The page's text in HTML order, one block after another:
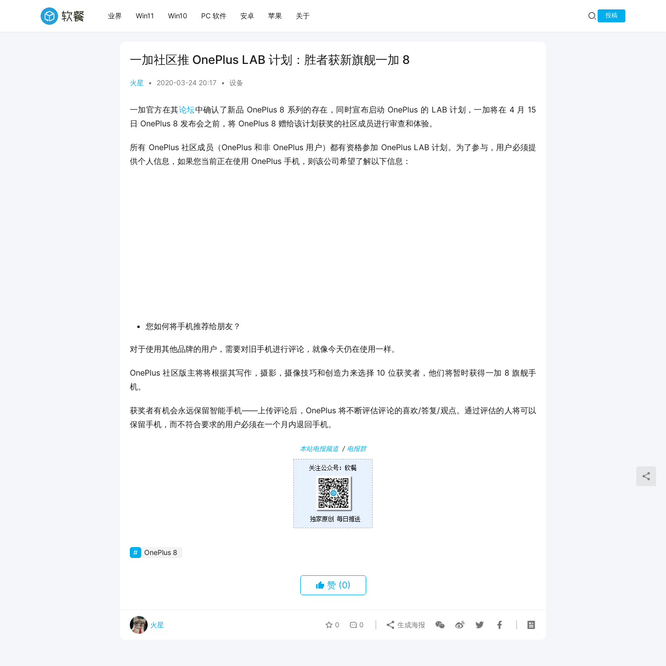
业界 Win11 Win10 PC 软件 安卓 苹果 关于 投稿
一加社区推 OnePlus LAB 计划：胜者获新旗舰一加 8
火星 • 2020-03-24 20:17 • 设备
一加官方在其论坛中确认了新品 OnePlus 8 系列的存在，同时宣布启动 OnePlus 的 LAB 计划，一加将在 4 月 15
日 OnePlus 8 发布会之前，将 OnePlus 8 赠给该计划获奖的社区成员进行审查和体验。
所有 OnePlus 社区成员（OnePlus 和非 OnePlus 用户）都有资格参加 OnePlus LAB 计划。为了参与，用户必须提
供个人信息，如果您当前正在使用 OnePlus 手机，则该公司希望了解以下信息：
您如何将手机推荐给朋友？
对于使用其他品牌的用户，需要对旧手机进行评论，就像今天仍在使用一样。
OnePlus 社区版主将将根据其写作，摄影，摄像技巧和创造力来选择 10 位获奖者，他们将暂时获得一加 8 旗舰手
机。
获奖者有机会永远保留智能手机——上传评论后，OnePlus 将不断评估评论的喜欢/答复/观点。通过评估的人将可以
保留手机，而不符合要求的用户必须在一个月内退回手机。
本站电报频道/ 电报群
OnePlus 8
赞 (0)
火星 0 0 生成海报